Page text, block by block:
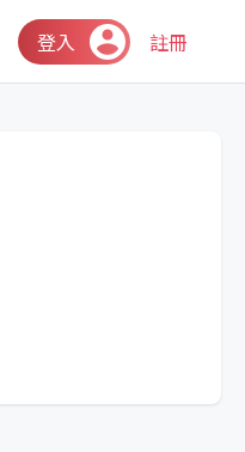
登入 註冊